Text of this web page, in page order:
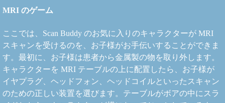
MRI のゲーム
ここでは、Scan Buddy のお気に入りのキャラクターが MRI
スキャンを受けるのを、お子様がお手伝いすることができま
す。最初に、お子様は患者から金属製の物を取り外します。
キャラクターを MRI テーブルの上に配置したら、お子様が
イヤプラグ、ヘッドフォン、ヘッドコイルといったスキャン
のための正しい装置を選びます。テーブルがボアの中にスラ